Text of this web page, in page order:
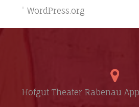
WordPress.org
Hofgut Theater Rabenau